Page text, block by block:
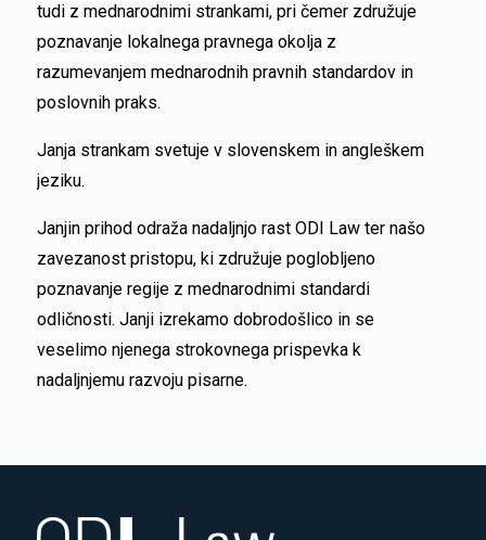
tudi z mednarodnimi strankami, pri čemer združuje
poznavanje lokalnega pravnega okolja z
razumevanjem mednarodnih pravnih standardov in
poslovnih praks.
Janja strankam svetuje v slovenskem in angleškem
jeziku.
Janjin prihod odraža nadaljnjo rast ODI Law ter našo
zavezanost pristopu, ki združuje poglobljeno
poznavanje regije z mednarodnimi standardi
odličnosti. Janji izrekamo dobrodošlico in se
veselimo njenega strokovnega prispevka k
nadaljnjemu razvoju pisarne.